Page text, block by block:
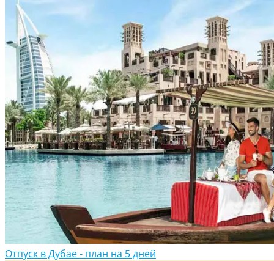
Отпуск в Дубае - план на 5 дней